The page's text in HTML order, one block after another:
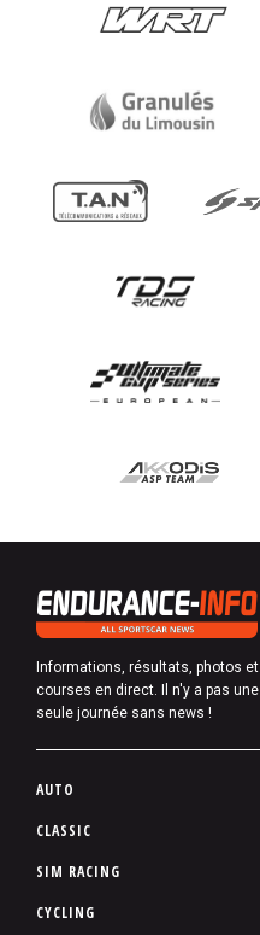
Informations, résultats, photos et
courses en direct. Il n'y a pas une
seule journée sans news !
P
d
d
AUTO
CLASSIC
SIM RACING
CYCLING